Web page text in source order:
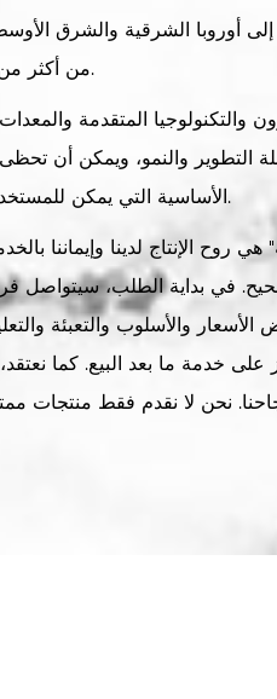
أوروبا الشرقية والشرق
من أكثر من 20 دولة ومنطقة.
والتكنولوجيا المتقدمة والمعدات
التطوير والنمو، ويمكن أن تحظى
الأساسية التي يمكن للمستخدمين الاعتماد عليها.
في بداية الطلب، سيتواصل
الأسعار والأسلوب والتعبئة
على خدمة ما بعد البيع. كما